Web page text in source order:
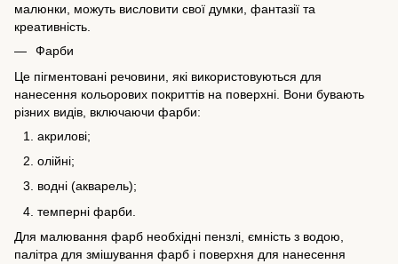
малюнки, можуть висловити свої думки, фантазії та
креативність.
Фарби
Це пігментовані речовини, які використовуються для
нанесення кольорових покриттів на поверхні. Вони бувають
різних видів, включаючи фарби:
акрилові;
олійні;
водні (акварель);
темперні фарби.
Для малювання фарб необхідні пензлі, ємність з водою,
палітра для змішування фарб і поверхня для нанесення